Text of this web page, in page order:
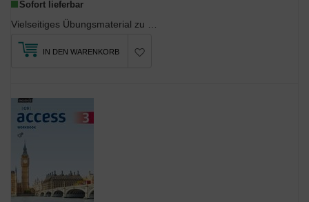
Sofort lieferbar
IN DEN WARENKORB